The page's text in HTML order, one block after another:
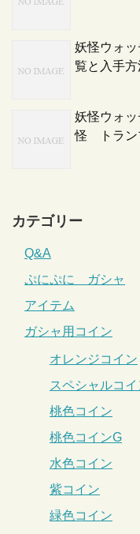
妖怪ウォ
覧と入手方
妖怪ウォ
怪 トラン
カテゴリー
Q&A
ぷにぷに ガシャ
アイテム
ガシャ用コイン
オレンジコイン
スペシャルコ
桃色コイン
桃色コインG
水色コイン
紫コイン
緑色コイン